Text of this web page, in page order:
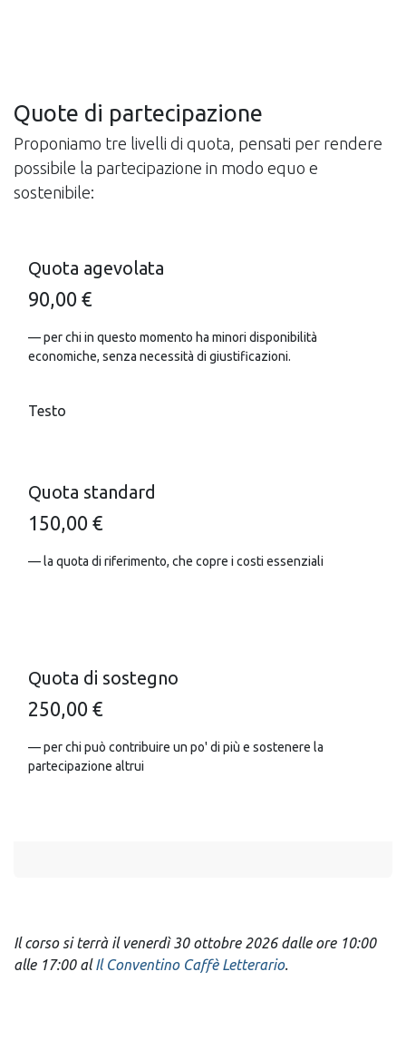
Quote di partecipazione
Proponiamo tre livelli di quota, pensati per rendere
possibile la partecipazione in modo equo e
sostenibile:
Quota agevolata
90,00 €
— per chi in questo momento ha minori disponibilità
economiche, senza necessità di giustificazioni.
Testo
Quota standard
150,00 €
— la quota di riferimento, che copre i costi essenziali
Quota di sostegno
250,00 €
— per chi può contribuire un po' di più e sostenere la
partecipazione altrui
Il corso si terrà il venerdì 30 ottobre 2026 dalle ore 10:00
alle 17:00 alIl Conventino Caffè Letterario.